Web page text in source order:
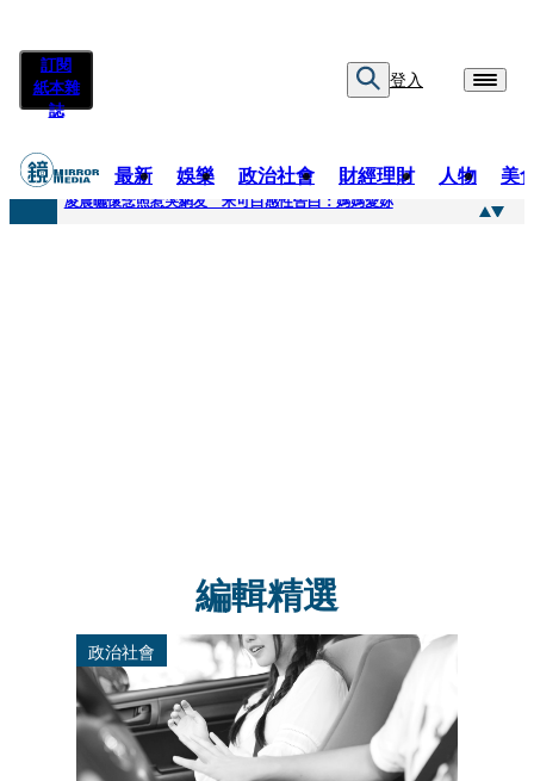
訂閱
紙本雜
誌
登入
最新 娛樂 政治社會 財經理財 人物 美
快訊
凌晨曬懷念照惹哭網友 米可白感性告白：媽媽愛妳
編輯精選
政治社會